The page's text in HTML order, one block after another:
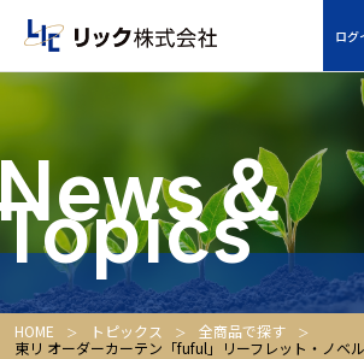
ログ
＆
HOME トピックス
全商品で探す
東リ オーダーカーテン「fuful」リーフレット・ノベ